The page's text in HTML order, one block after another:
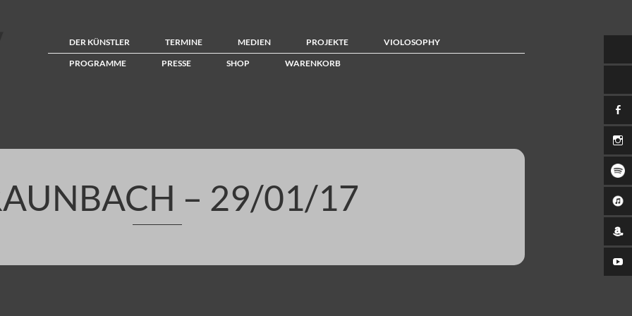
DER KÜNSTLER TERMINE MEDIEN PROJEKTE
VIOLOSOPHY
PROGRAMME
PRESSE SHOP WARENKORB
– 29/01/17